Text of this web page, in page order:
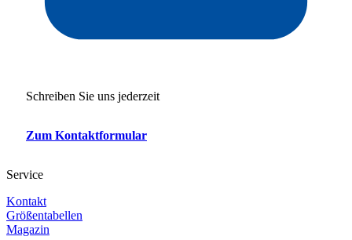
Schreiben Sie uns jederzeit
Zum Kontaktformular
Service
Kontakt
Größentabellen
Magazin